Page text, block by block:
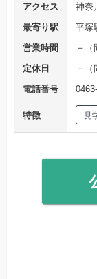
アクセス
神奈
最寄り駅
平
営業時間
－（
定休日
－（
電話番号
特徴 見